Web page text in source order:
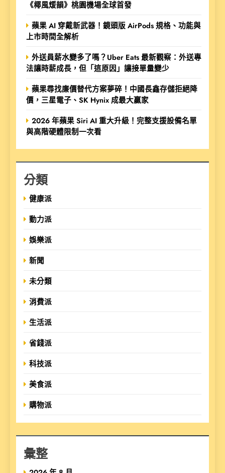
《椰風煖韻》桃園機場全球首發
蘋果 AI 穿戴新武器！鏡頭版 AirPods 規格、功能與
上市時間全解析
外送員薪水變多了嗎？Uber Eats 最新觀察：外送專
法讓時薪成長，但「這原因」讓接單量變少
蘋果尋找廉價替代方案夢碎！中國長鑫存儲拒絕降
價，三星電子、SK Hynix 成最大贏家
2026 年蘋果 Siri AI 重大升級！完整支援設備名單
與高階硬體限制一次看
分類
健康派
動力派
娛樂派
新聞
未分類
消費派
生活派
省錢派
科技派
美食派
購物派
彙整